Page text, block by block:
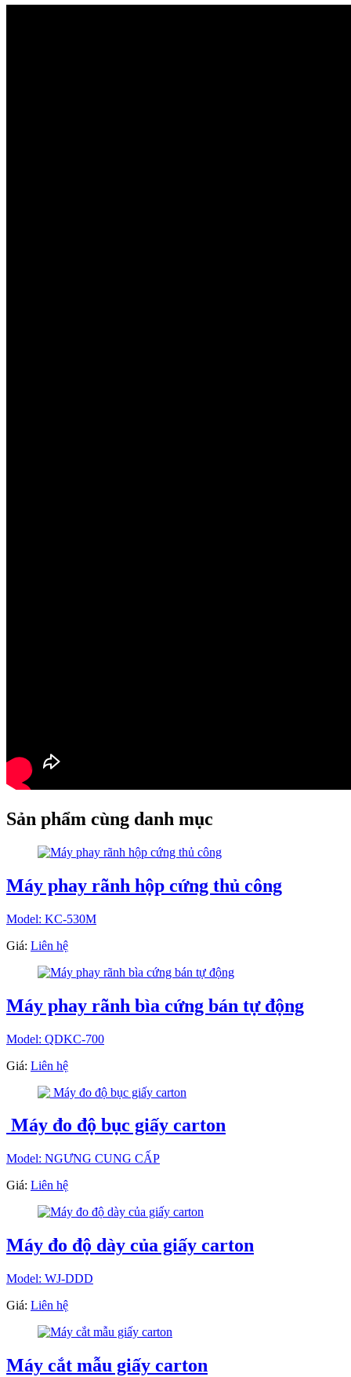
Sản phẩm cùng danh mục
Máy phay rãnh hộp cứng thủ công
Model: KC-530M
Giá: Liên hệ
Máy phay rãnh bìa cứng bán tự động
Model: QDKC-700
Giá: Liên hệ
Máy đo độ bục giấy carton
Model: NGƯNG CUNG CẤP
Giá: Liên hệ
Máy đo độ dày của giấy carton
Model: WJ-DDD
Giá: Liên hệ
Máy cắt mẫu giấy carton